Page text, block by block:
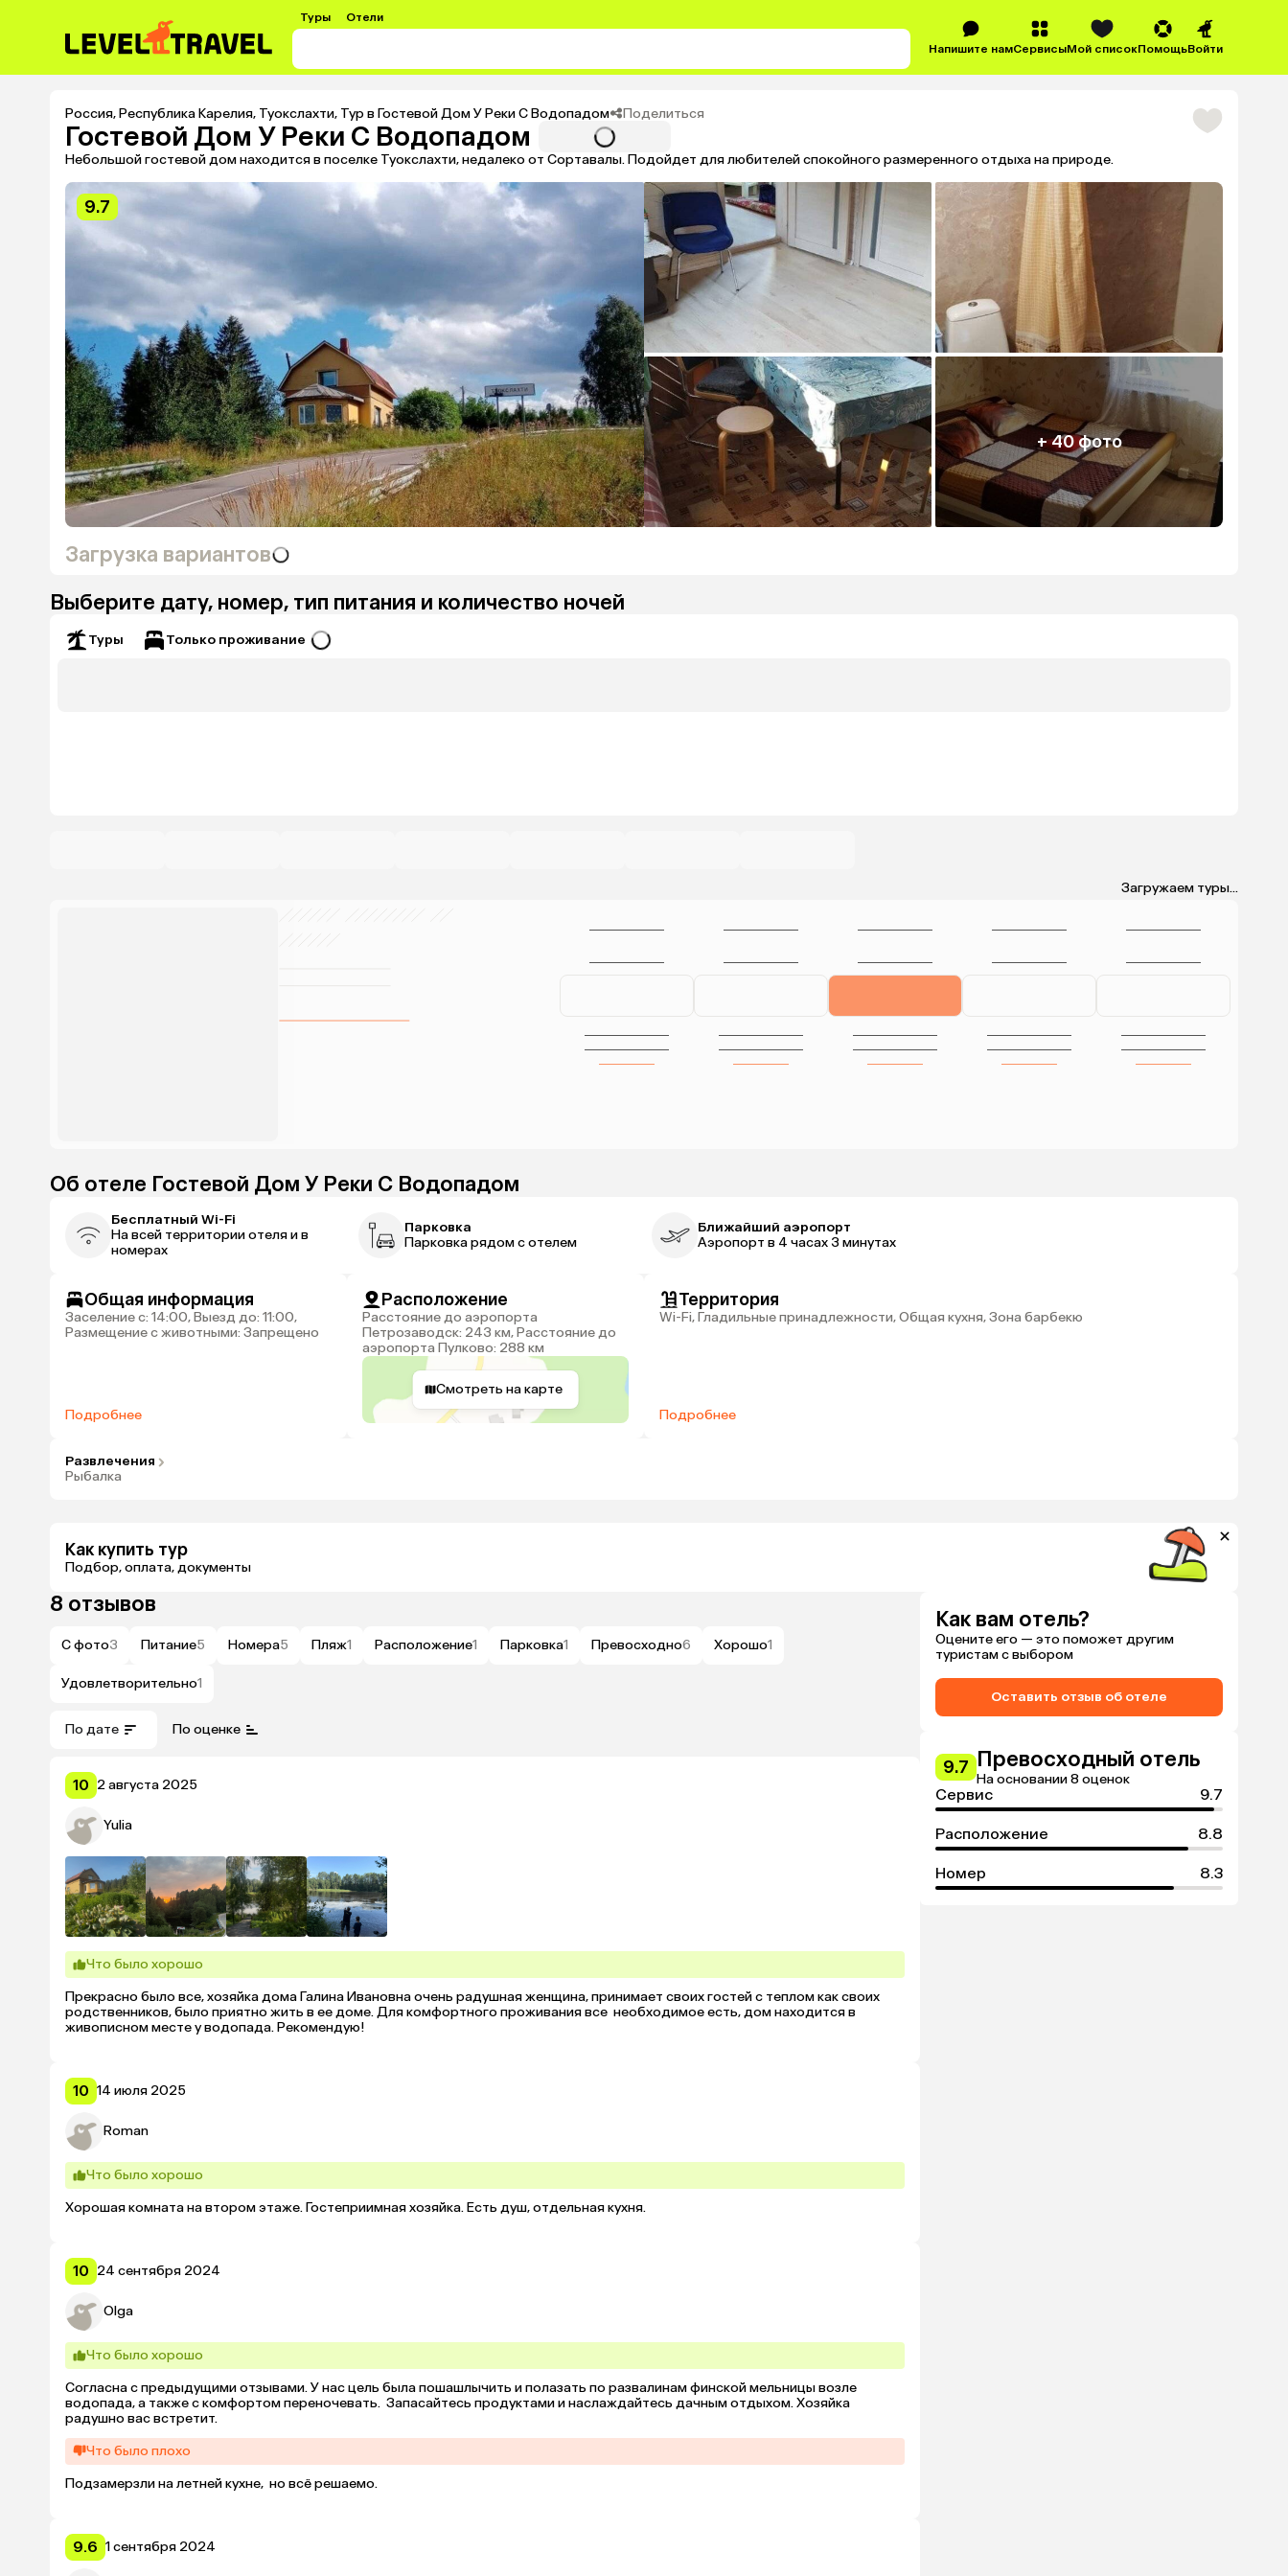
Туры Отели
Напишите намСервисыМой списокПомощьВойти
Россия,Республика Карелия, Туокслахти, Тур в Гостевой Дом У Реки С Водопадом Поделиться
Гостевой Дом У Реки С Водопадом
Небольшой гостевой дом находится в поселке Туокслахти, недалеко от Сортавалы. Подойдет для любителей спокойного размеренного отдыха на природе.
9.7
+ 40 фото
Загрузка вариантов
Выберите дату, номер, тип питания и количество ночей
Туры Только проживание
Загружаем туры...
Об отеле Гостевой Дом У Реки С Водопадом
Бесплатный Wi-Fi
На всей территории отеля и в
номерах
Парковка
Парковка рядом с отелем
Ближайший аэропорт
Аэропорт в 4 часах 3 минутах
Общая информация
Заселение с: 14:00, Выезд до: 11:00,
Размещение с животными: Запрещено
Подробнее
Расположение
Расстояние до аэропорта
Петрозаводск: 243 км, Расстояние до
аэропорта Пулково: 288 км
Смотреть на карте
Территория
Wi-Fi, Гладильные принадлежности, Общая кухня, Зона барбекю
Подробнее
Развлечения
Рыбалка
Как купить тур
Подбор, оплата, документы
8 отзывов
С фото3 Питание5 Номера5 Пляж1 Расположение1 Парковка1 Превосходно6 Хорошо1
Удовлетворительно1
По дате По оценке
10 2 августа 2025
Yulia
Что было хорошо
Прекрасно было все, хозяйка дома Галина Ивановна очень радушная женщина, принимает своих гостей с теплом как своих
родственников, было приятно жить в ее доме. Для комфортного проживания все  необходимое есть, дом находится в
живописном месте у водопада. Рекомендую!
10 14 июля 2025
Roman
Что было хорошо
Хорошая комната на втором этаже. Гостеприимная хозяйка. Есть душ, отдельная кухня.
10 24 сентября 2024
Olga
Что было хорошо
Согласна с предыдущими отзывами. У нас цель была пошашлычить и полазать по развалинам финской мельницы возле
водопада, а также с комфортом переночевать.  Запасайтесь продуктами и наслаждайтесь дачным отдыхом. Хозяйка
радушно вас встретит.
Что было плохо
Подзамерзли на летней кухне,  но всё решаемо.
9.6 1 сентября 2024
Как вам отель?
Оцените его — это поможет другим
туристам с выбором
Оставить отзыв об отеле
9.7 Превосходный отель
На основании 8 оценок
Сервис 9.7
Расположение 8.8
Номер 8.3